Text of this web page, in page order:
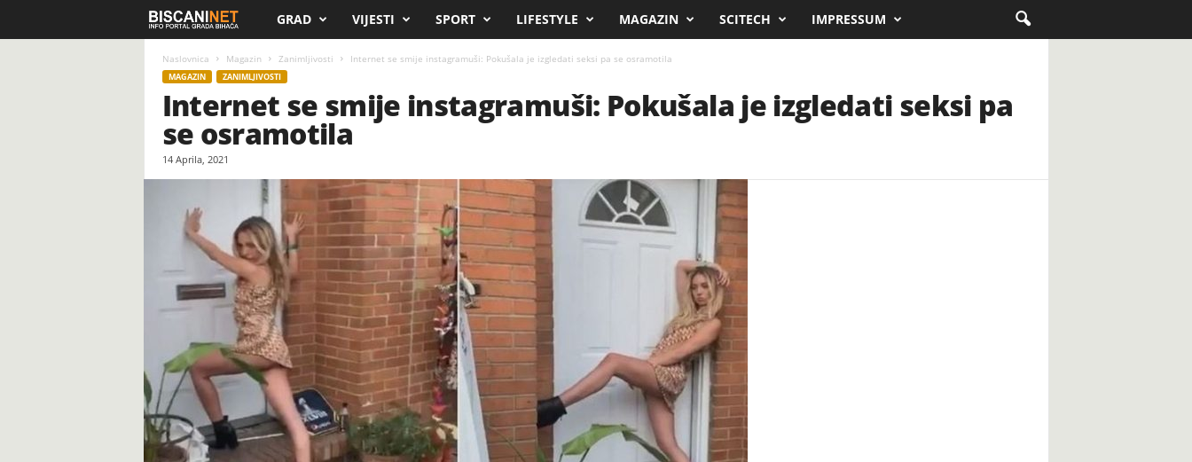
c
n
i
.
n
e
t
GRAD VIJESTI SPORT LIFESTYLE MAGAZIN SCITECH IMPRESSUM
Naslovnica Magazin Zanimljivosti Internet se smije instagramuši: Pokušala je izgledati seksi pa se osramotila
MAGAZIN ZANIMLJIVOSTI
Internet se smije instagramuši: Pokušala je izgledati seksi pa
se osramotila
14 Aprila, 2021